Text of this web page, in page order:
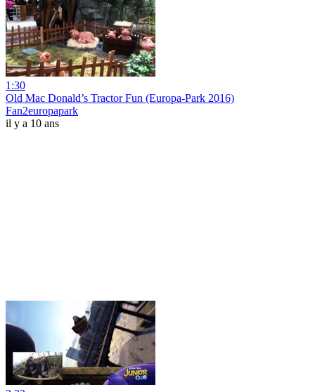
1:30
Old Mac Donald’s Tractor Fun (Europa-Park 2016)
Fan2europapark
il y a 10 ans